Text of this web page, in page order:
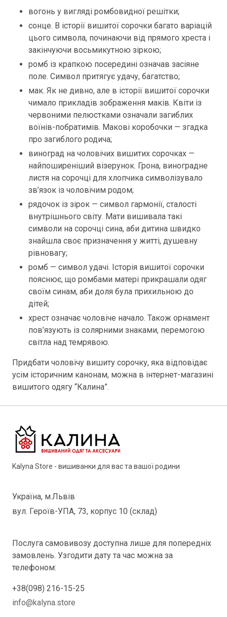
вогонь у вигляді ромбовидної решітки;
сонце. В історії вишитої сорочки багато варіацій
цього символа, починаючи від прямого хреста і
закінчуючи восьмикутною зіркою;
ромб із крапкою посередині означав засіяне
поле. Символ притягує удачу, багатство;
мак. Як не дивно, але в історії вишитої сорочки
чимало прикладів зображення маків. Квіти із
червоними пелюстками означали загиблих
воїнів-побратимів. Макові коробочки — згадка
про загиблого родича;
виноград на чоловічих вишитих сорочках —
найпоширеніший візерунок. Грона, виноградне
листя на сорочці для хлопчика символізувало
зв’язок із чоловічим родом;
рядочок із зірок — символ гармонії, сталості
внутрішнього світу. Мати вишивала такі
символи на сорочці сина, аби дитина швидко
знайшла своє призначення у житті, душевну
рівновагу;
ромб — символ удачі. Історія вишитої сорочки
пояснює, що ромбами матері прикрашали одяг
своїм синам, аби доля була прихильною до
дітей;
хрест означає чоловіче начало. Також орнамент
пов’язують із солярними знаками, перемогою
світла над темрявою.
Придбати чоловічу вишиту сорочку, яка відповідає
усім історичним канонам, можна в інтернет-магазині
вишитого одягу “Калина”.
Kalyna Store - вишиванки для вас та вашої родини
Україна, м.Львів
вул. Героїв-УПА, 73, корпус 10 (склад)
Послуга самовивозу доступна лише для попередніх
замовлень. Узгодити дату та час можна за
телефоном:
+38(098) 216-15-25
info@kalyna.store